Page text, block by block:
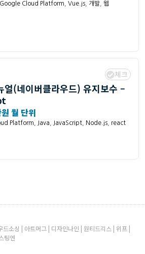
Google Cloud Platform Vue.js 개발 웹
체크
(네이버클라우드) 유지보수 –
월 단위
Platform Java JavaScript Node.js
react
소싱 | 아트머그 | 디자인나인 | 원티드긱스 | 위프 |
팅엔